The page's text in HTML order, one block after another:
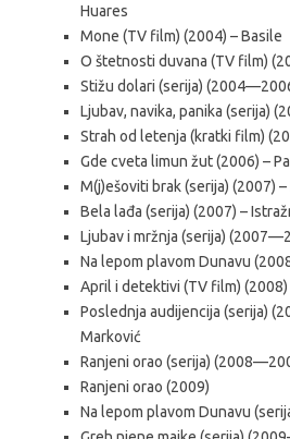
Huares
Mone (TV film) (2004) – Basile
O štetnosti duvana (TV film)
Stižu dolari (serija)
Ljubav, navika, panika (serija)
Strah od letenja (kratki film)
Gde cveta limun žut (2006) –
M(j)ešoviti brak (serija) (2007)
Bela lađa (serija) (2007) –
Ljubav i mržnja (serija)
Na lepom plavom Dunavu
April i detektivi (TV film)
Poslednja audijencija (serija)
Marković
Ranjeni orao (serija)
Ranjeni orao (2009)
Na lepom plavom Dunavu